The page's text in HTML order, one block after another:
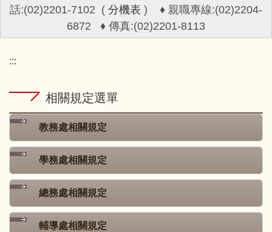
話:(02)2201-7102 ( 分機表 ) ♦ 親職專線:(02)2204-
6872 ♦ 傳真:(02)2201-8113
:::
相關規定選單
教務處相關規定
學務處相關規定
總務處相關規定
輔導處相關規定